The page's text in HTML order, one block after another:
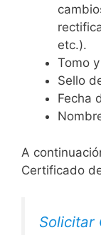
etc.).
Tomo
Sello
Fecha
A
Certificado
Solicitar